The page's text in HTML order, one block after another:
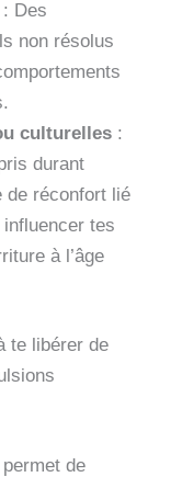
: Des
non résolus
culturelles :
durant
de réconfort lié
tes
à l’âge
te libérer de
de